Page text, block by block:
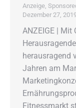
Anzeige,
Dezember 27,
ANZEIGE |
herausragend
Jahren am
Fitnessmarkt